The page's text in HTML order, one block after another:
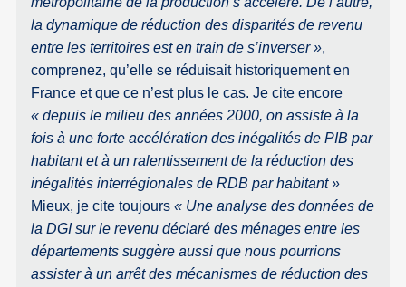
la dynamique de réduction des disparités de revenu
entre les territoires est en train de s’inverser »,
comprenez, qu’elle se réduisait historiquement en
France et que ce n’est plus le cas. Je cite encore
« depuis le milieu des années 2000, on assiste à la
fois à une forte accélération des inégalités de PIB par
habitant et à un ralentissement de la réduction des
inégalités interrégionales de RDB par habitant »
Mieux, je cite toujours« Une analyse des données de
la DGI sur le revenu déclaré des ménages entre les
départements suggère aussi que nous pourrions
assister à un arrêt des mécanismes de réduction des